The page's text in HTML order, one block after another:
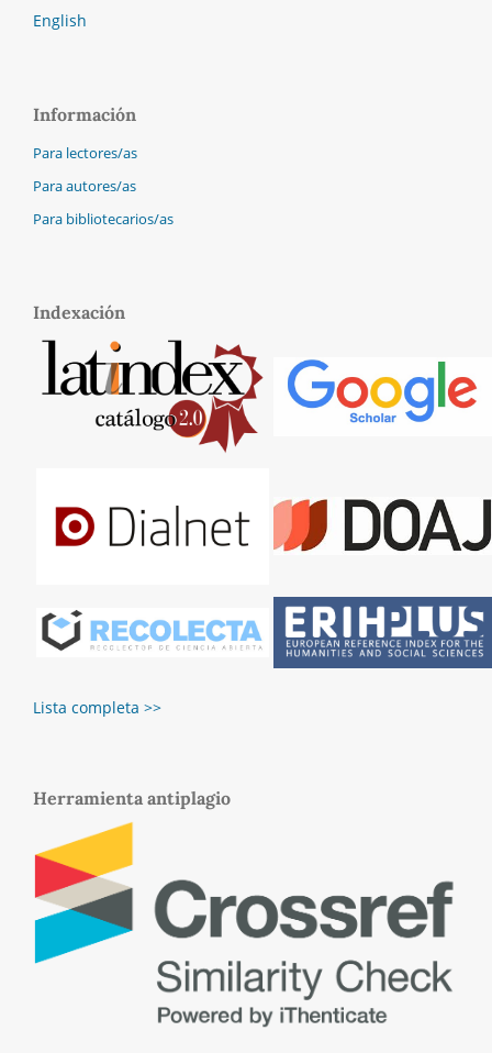
English
Información
Para lectores/as
Para autores/as
Para bibliotecarios/as
Indexación
Lista completa >>
Herramienta antiplagio